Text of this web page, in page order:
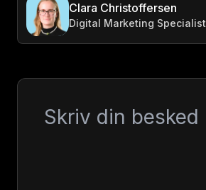
Clara Christoffersen
Digital Marketing Specialist